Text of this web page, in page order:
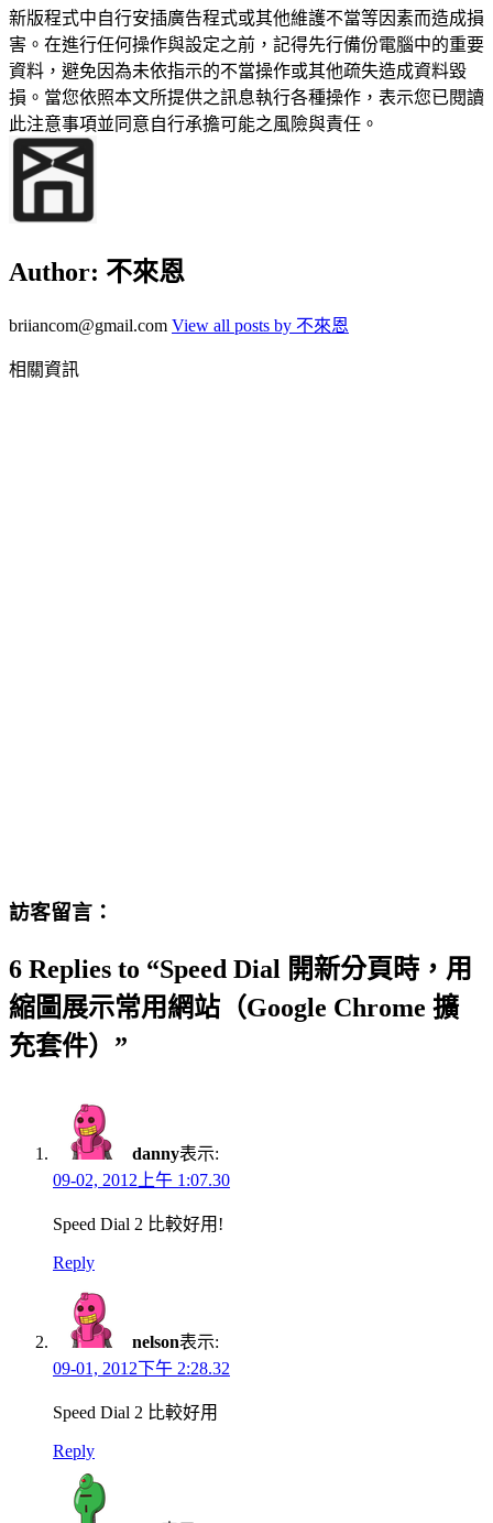
新版程式中自行安插廣告程式或其他維護不當等因素而造成損
害。在進行任何操作與設定之前，記得先行備份電腦中的重要
資料，避免因為未依指示的不當操作或其他疏失造成資料毀
損。當您依照本文所提供之訊息執行各種操作，表示您已閱讀
此注意事項並同意自行承擔可能之風險與責任。
Author: 不來恩
briiancom@gmail.com View all posts by 不來恩
相關資訊
訪客留言：
6 Replies to “Speed Dial 開新分頁時，用
縮圖展示常用網站（Google Chrome 擴
充套件）”
danny表示:
09-02, 2012上午 1:07.30
Speed Dial 2 比較好用!
Reply
nelson表示:
09-01, 2012下午 2:28.32
Speed Dial 2 比較好用
Reply